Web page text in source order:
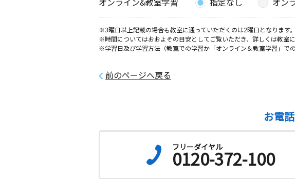
※3曜日以上記載の場合も教室に通っていただくのは2曜日となります。
※時間についてはおおよその目安としてご覧いただき、詳しくは教室
※学習日及び学習方法（教室での学習か「オンライン＆教室学習」で
前のページへ戻る
お電
フリーダイヤル
0120-372-100